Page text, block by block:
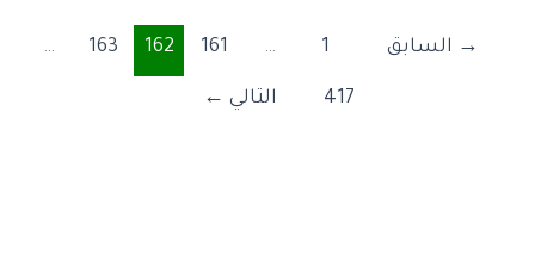
→ السابق 1
…
161
162
163
…
417 التالي ←